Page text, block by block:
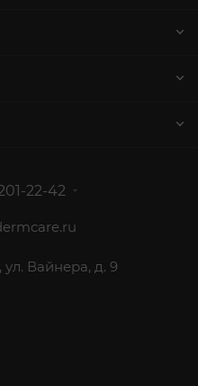
22-42
ул. Вайнера, д. 9